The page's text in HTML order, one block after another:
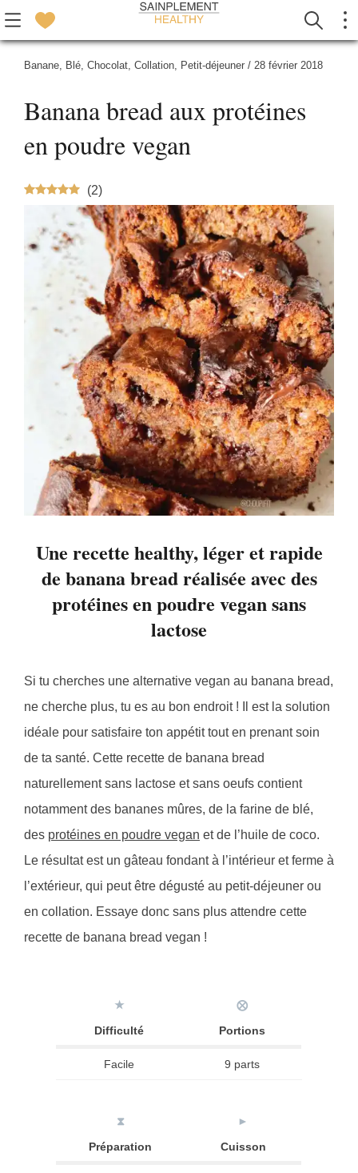
Banane, Blé, Chocolat, Collation, Petit-déjeuner / 28 février 2018
Banana bread aux protéines
en poudre vegan
(2)
Une recette healthy, léger et rapide
de banana bread réalisée avec des
protéines en poudre vegan sans
lactose
Si tu cherches une alternative vegan au banana bread,
ne cherche plus, tu es au bon endroit ! Il est la solution
idéale pour satisfaire ton appétit tout en prenant soin
de ta santé. Cette recette de banana bread
naturellement sans lactose et sans oeufs contient
notamment des bananes mûres, de la farine de blé,
des protéines en poudre vegan et de l’huile de coco.
Le résultat est un gâteau fondant à l’intérieur et ferme à
l’extérieur, qui peut être dégusté au petit-déjeuner ou
en collation. Essaye donc sans plus attendre cette
recette de banana bread vegan !
★
Difficulté
⨂
Portions
Facile 9 parts
⧗
Préparation
►
Cuisson